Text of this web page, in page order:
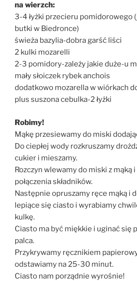
na wierzch:
3-4 łyżki przecieru pomidorowego
butki w Biedronce)
świeża bazylia-dobra garść liści
2 kulki mozarelli
2-3 pomidory-zależy jakie duże-u
mały słoiczek rybek anchois
dodatkowo mozarella w wiórkach
plus suszona cebulka-2 łyżki
Robimy!
Mąkę przesiewamy do miski
Do ciepłej wody rozkruszamy
cukier i mieszamy.
Rozczyn wlewamy do miski z mąką
połączenia składników.
Następnie opruszamy ręce mąką i
lepiące się ciasto i wyrabiamy
kulkę.
Ciasto ma być miękkie i uginać się
palca.
Przykrywamy ręcznikiem
odstawiamy na 25-30 minut.
Ciasto nam porządnie wyrośnie!